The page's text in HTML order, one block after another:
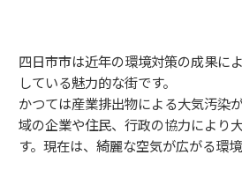
四日市市は近年の環境対策の成果に
している魅力的な街です。
かつては産業排出物による大気汚染
域の企業や住民、行政の協力により
す。現在は、綺麗な空気が広がる環